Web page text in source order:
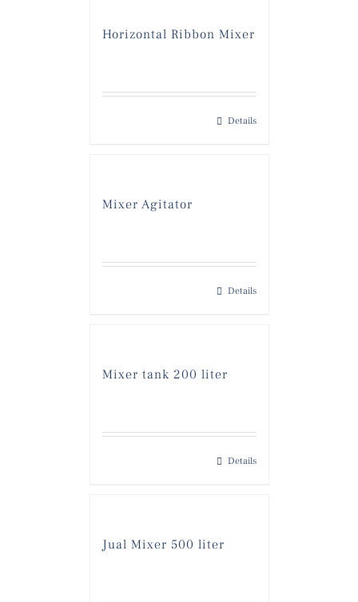
Horizontal Ribbon Mixer
Details
Mixer Agitator
Details
Mixer tank 200 liter
Details
Jual Mixer 500 liter